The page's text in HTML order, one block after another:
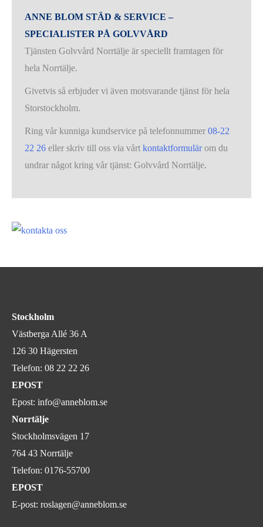
ANNE BLOM STÄD & SERVICE –
SPECIALISTER PÅ GOLVVÅRD
Tjänsten Golvvård Norrtälje är speciellt framtagen för
hela Norrtälje.
Givetvis så erbjuder vi även motsvarande tjänst för hela
Storstockholm.
Ring vår kunniga kundservice på telefonnummer08-22
22 26 eller skriv till oss via vårtkontaktformulärom du
undrar något kring vår tjänst: Golvvård Norrtälje.
Stockholm
Västberga Allé 36 A
126 30 Hägersten
Telefon: 08 22 22 26
EPOST
Epost: info@anneblom.se
Norrtälje
Stockholmsvägen 17
764 43 Norrtälje
Telefon: 0176-55700
EPOST
E-post: roslagen@anneblom.se